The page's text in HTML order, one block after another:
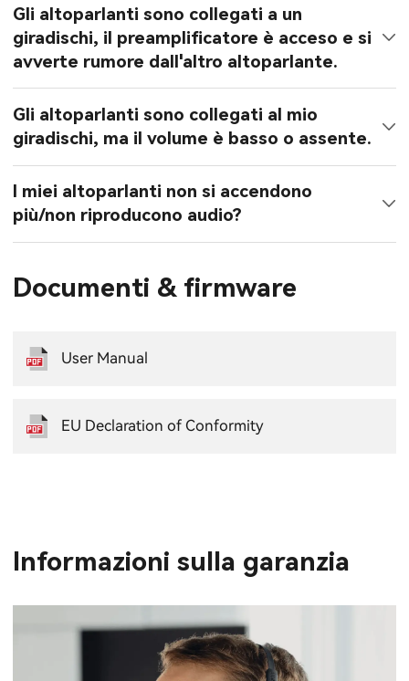
Gli altoparlanti sono collegati a un
giradischi, il preamplificatore è acceso e si
avverte rumore dall'altro altoparlante.
Gli altoparlanti sono collegati al mio
giradischi, ma il volume è basso o assente.
I miei altoparlanti non si accendono
più/non riproducono audio?
Documenti & firmware
User Manual
EU Declaration of Conformity
Informazioni sulla garanzia